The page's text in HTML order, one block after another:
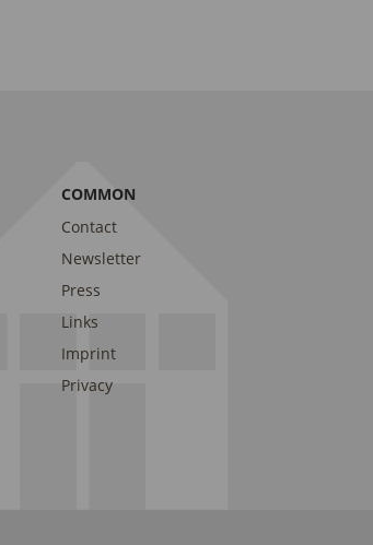
COMMON
Contact
Newsletter
Press
Links
Imprint
Privacy